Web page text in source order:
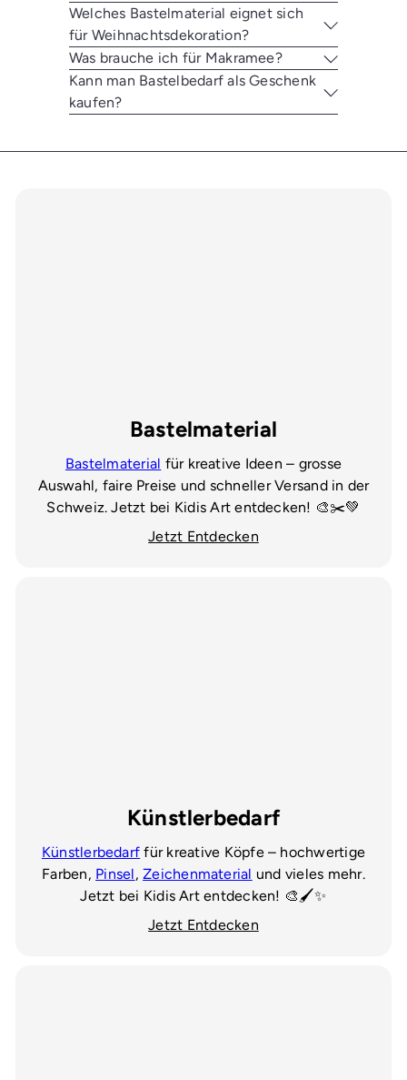
Welches Bastelmaterial eignet sich
für Weihnachtsdekoration?
Was brauche ich für Makramee?
Kann man Bastelbedarf als Geschenk
kaufen?
Bastelmaterial
Bastelmaterial für kreative Ideen – grosse
Auswahl, faire Preise und schneller Versand in der
Schweiz. Jetzt bei Kidis Art entdecken! 🎨✂️💚
Jetzt Entdecken
Künstlerbedarf
Künstlerbedarf für kreative Köpfe – hochwertige
Farben, Pinsel,Zeichenmaterial und vieles mehr.
Jetzt bei Kidis Art entdecken! 🎨🖌️✨
Jetzt Entdecken